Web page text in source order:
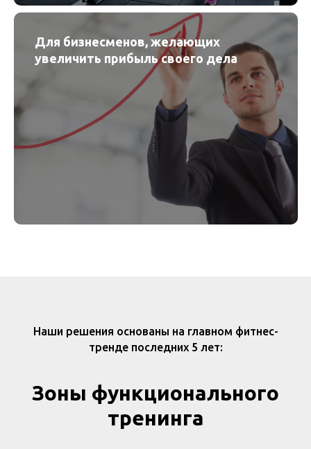
Для бизнесменов, желающих
увеличить прибыль своего дела
Наши решения основаны на главном фитнес-
тренде последних 5 лет:
Зоны функционального
тренинга